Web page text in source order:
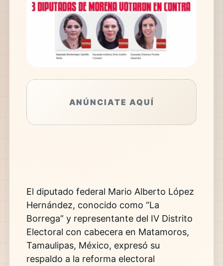
ANÚNCIATE AQUÍ
El diputado federal Mario Alberto López
Hernández, conocido como “La
Borrega” y representante del IV Distrito
Electoral con cabecera en Matamoros,
Tamaulipas, México, expresó su
respaldo a la reforma electoral